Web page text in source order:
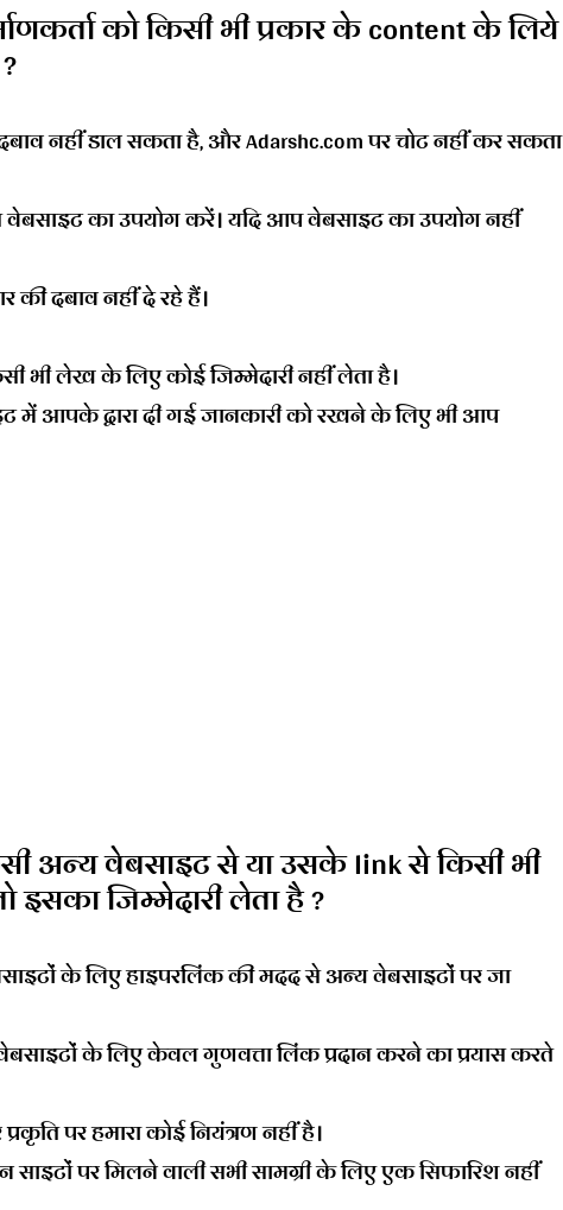
को किसी भी प्रकार के content के लिये
नहीं डाल सकता है, और Adarshc.com पर चोट नहीं कर सकता
का उपयोग करें। यदि आप वेबसाइट का उपयोग नहीं
की दबाव नहीं दे रहे हैं।
भी लेख के लिए कोई जिम्मेदारी नहीं लेता है।
में आपके द्वारा दी गई जानकारी को रखने के लिए भी आप
अन्य वेबसाइट से या उसके link से किसी भी
इसका जिम्मेदारी लेता है ?
के लिए हाइपरलिंक की मदद से अन्य वेबसाइटों पर जा
के लिए केवल गुणवत्ता लिंक प्रदान करने का प्रयास करते
पर हमारा कोई नियंत्रण नहीं है।
पर मिलने वाली सभी सामग्री के लिए एक सिफारिश नहीं